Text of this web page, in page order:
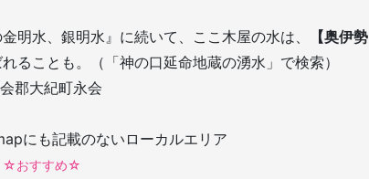
明水、銀明水』に続いて、ここ木屋の水は、
【奥伊勢
ることも。（「神の口延命地蔵の湧水」で検索）
郡大紀町永会
にも記載のないローカルエリア
☆おすすめ☆